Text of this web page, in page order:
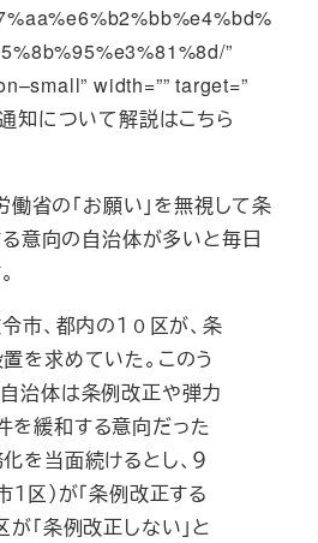
”
width=”” target=”
知について解説はこちら
働省の「お願い」を無視して条
意向の自治体が多いと毎日
令市、都内の１０区が、条
を求めていた。このう
自治体は条例改正や弾力
を緩和する意向だった
を当面続けるとし、９
１区）が「条例改正する
が「条例改正しない」と